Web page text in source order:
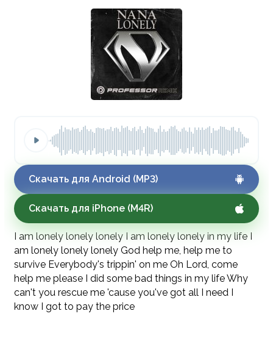
Скачать для Android (MP3)
Скачать для iPhone (M4R)
I am lonely lonely lonely I am lonely lonely in my life I
am lonely lonely lonely God help me, help me to
survive Everybody's trippin' on me Oh Lord, come
help me please I did some bad things in my life Why
can't you rescue me 'cause you've got all I need I
know I got to pay the price